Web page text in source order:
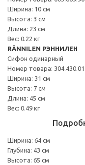
Ширина: 10 см
Высота: 3 см
Длина: 23 см
Вес: 0.22 кг
RÄNNILEN РЭННИЛЕН
Сифон одинарный
Номер товара: 304.430.01
Ширина: 31 см
Высота: 7 см
Длина: 45 см
Вес: 0.49 кг
Ширина: 64 см
Глубина: 43 см
Высота: 65 см